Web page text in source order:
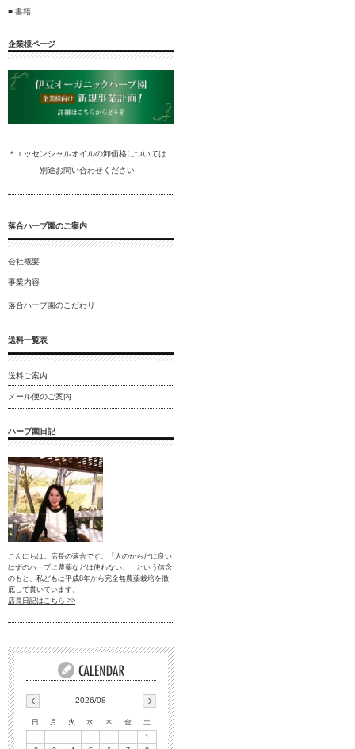
■ 書籍
企業様ページ
＊エッセンシャルオイルの卸価格については
別途お問い合わせください
落合ハーブ園のご案内
会社概要
事業内容
落合ハーブ園のこだわり
送料一覧表
送料ご案内
メール便のご案内
ハーブ園日記
こんにちは。店長の落合です。「人のからだに良い
はずのハーブに農薬などは使わない。」という信念
のもと、私どもは平成8年から完全無農薬栽培を徹
底して貫いています。
店長日記はこちら >>
2026/08
日 月 火 水 木 金
土
1